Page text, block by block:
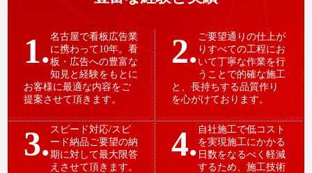
1.名古屋で看板広告業
に携わって10年。看
板・広告への豊富な
知見と経験をもとに
お客様に最適な内容をご
提案させて頂きます。
2. ご要望通りの仕上が
りすべての工程にお
いて丁寧な作業を行
うことで的確な施工
と、長持ちする品質作り
を心がけております。
3.スピード対応/スピ
ード納品ご要望の納
期に対して最大限答
えさせて頂きます。
4. 自社施工で低コスト
を実現施工にかかる
日数をなるべく軽減
するため、施工技術